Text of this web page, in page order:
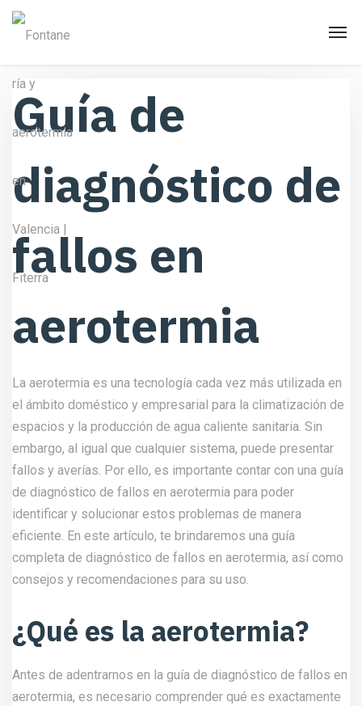
Guía de
diagnóstico de
fallos en
aerotermia
La aerotermia es una tecnología cada vez más utilizada en
el ámbito doméstico y empresarial para la climatización de
espacios y la producción de agua caliente sanitaria. Sin
embargo, al igual que cualquier sistema, puede presentar
fallos y averías. Por ello, es importante contar con una guía
de diagnóstico de fallos en aerotermia para poder
identificar y solucionar estos problemas de manera
eficiente. En este artículo, te brindaremos una guía
completa de diagnóstico de fallos en aerotermia, así como
consejos y recomendaciones para su uso.
¿Qué es la aerotermia?
Antes de adentrarnos en la guía de diagnóstico de fallos en
aerotermia, es necesario comprender qué es exactamente